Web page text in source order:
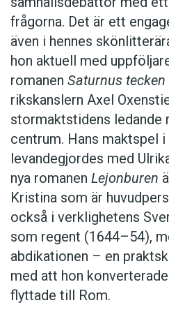
tro att människor bara
förklarade att det var
brittiska kolonialsystemet
för de ville inte att vi skulle
med Shakespeare var
brittisk grej.”
Språk på Jamaica
Officiellt språk på Jamaica
talar dock former som ligger
engelska och det
som uppkom bland
stort sett hela befolkningen
talen.
frågorna. Det är ett
även i hennes
hon aktuell med
romanen Saturnus tecken
rikskanslern Axel
stormaktstidens ledande
centrum. Hans maktspel
levandegjordes med
nya romanen Lejonburen
Kristina som är
också i verklighetens
som regent (1644–54),
abdikationen – en
med att hon
flyttade till Rom.